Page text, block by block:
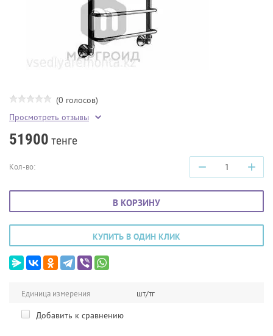
(0 голосов)
Просмотреть отзывы
51900 тенге
Кол-во: − +
В КОРЗИНУ
КУПИТЬ В ОДИН КЛИК
Единица измерения шт/тг
Добавить к сравнению